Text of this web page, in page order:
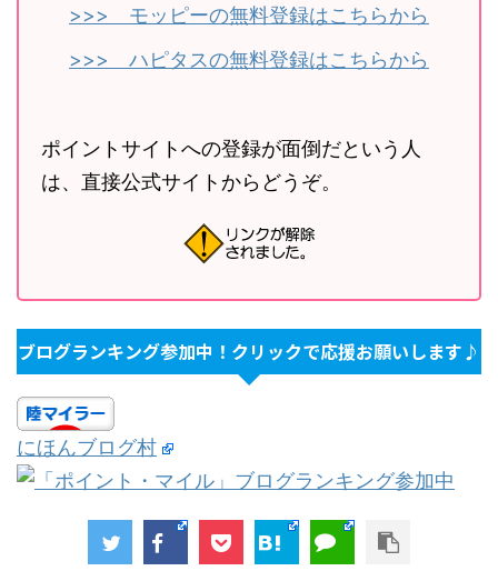
>>> モッピーの無料登録はこちらから
>>> ハピタスの無料登録はこちらから
ポイントサイトへの登録が面倒だという人
は、直接公式サイトからどうぞ。
ブログランキング参加中！クリックで応援お願いします♪
にほんブログ村